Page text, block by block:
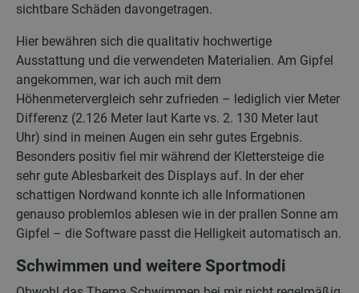
sichtbare Schäden davongetragen.
Hier bewähren sich die qualitativ hochwertige
Ausstattung und die verwendeten Materialien. Am Gipfel
angekommen, war ich auch mit dem
Höhenmetervergleich sehr zufrieden – lediglich vier Meter
Differenz (2.126 Meter laut Karte vs. 2. 130 Meter laut
Uhr) sind in meinen Augen ein sehr gutes Ergebnis.
Besonders positiv fiel mir während der Klettersteige die
sehr gute Ablesbarkeit des Displays auf. In der eher
schattigen Nordwand konnte ich alle Informationen
genauso problemlos ablesen wie in der prallen Sonne am
Gipfel – die Software passt die Helligkeit automatisch an.
Schwimmen und weitere Sportmodi